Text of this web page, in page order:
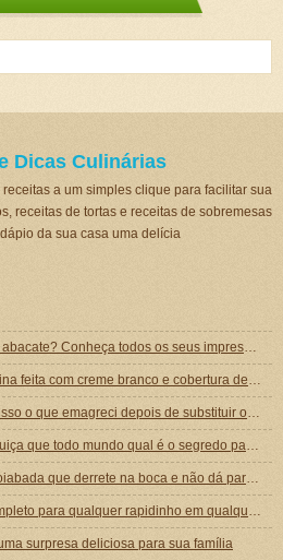
Dicas Culinárias
a um simples clique para facilitar sua
receitas de tortas e receitas de sobremesas
da sua casa uma delícia
Já tomou o chá de caroço de abacate? Conheça todos os seus impressionantes benefícios!
Sobremesa colorida de gelatina feita com creme branco e cobertura de mousse de gelatina
3 quilos em uma semana foi isso o que emagreci depois de substituir o jantar por essa sopa emagrecedora
Receita de abóbora com linguiça que todo mundo qual é o segredo para ficar tão gostosa
Biscoito amanteigado com goiabada que derrete na boca e não dá para comer um só
Receita de almoço fácil e completo para qualquer rapidinho em qualquer dia da semana
surpresa deliciosa para sua família